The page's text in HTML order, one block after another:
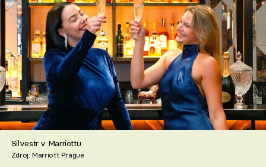
Silvestr v Marriottu
Zdroj: Marriott Prague